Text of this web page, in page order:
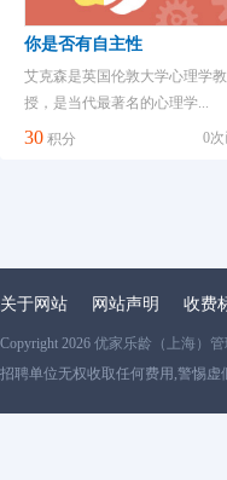
你是否有自主性
艾克森是英国伦敦大学心理学教
授，是当代最著名的心理学...
30 积分 0次
关于网站 网站声明 收费
Copyright 2026 优家乐龄（上海）
招聘单位无权收取任何费用,警惕虚